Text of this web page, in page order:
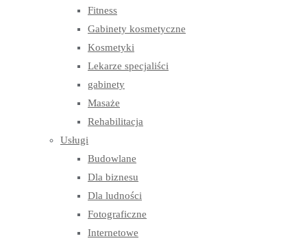
Fitness
Gabinety kosmetyczne
Kosmetyki
Lekarze specjaliści
gabinety
Masaże
Rehabilitacja
Usługi
Budowlane
Dla biznesu
Dla ludności
Fotograficzne
Internetowe